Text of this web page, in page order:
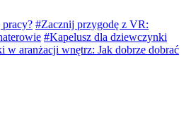
pracy? #Zacznij przygodę z VR:
#Kapelusz dla dziewczynki
w aranżacji wnętrz: Jak dobrze dobrać